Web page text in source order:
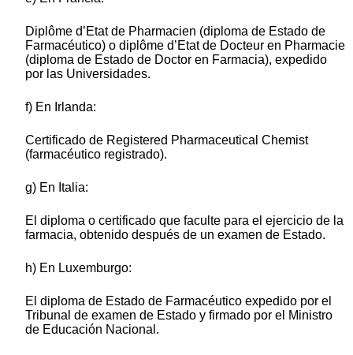
Diplôme d’Etat de Pharmacien (diploma de Estado de
Farmacéutico) o diplôme d’Etat de Docteur en Pharmacie
(diploma de Estado de Doctor en Farmacia), expedido
por las Universidades.
f) En Irlanda:
Certificado de Registered Pharmaceutical Chemist
(farmacéutico registrado).
g) En Italia:
El diploma o certificado que faculte para el ejercicio de la
farmacia, obtenido después de un examen de Estado.
h) En Luxemburgo:
El diploma de Estado de Farmacéutico expedido por el
Tribunal de examen de Estado y firmado por el Ministro
de Educación Nacional.